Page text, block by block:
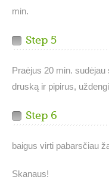
min.
Step 5
Praėjus 20 min.
druską ir pipirus,
Step 6
baigus virti pabarsčiau
Skanaus!